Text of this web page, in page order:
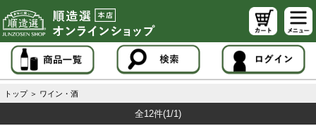
トップ ＞ ワイン・酒
全12件(1/1)